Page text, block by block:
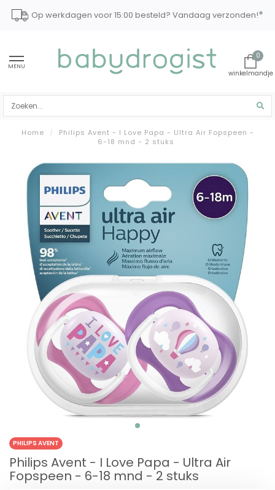
Op werkdagen voor 15:00 besteld? Vandaag verzonden!*
MENU
0
Home /
Philips Avent - I Love Papa - Ultra Air Fopspeen -
6-18 mnd - 2 stuks
PHILIPS AVENT
Philips Avent - I Love Papa - Ultra Air
Fopspeen - 6-18 mnd - 2 stuks